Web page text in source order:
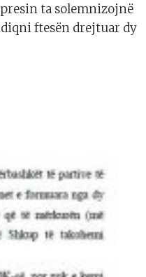
presin ta solemnizojnë
ftesën drejtuar dy